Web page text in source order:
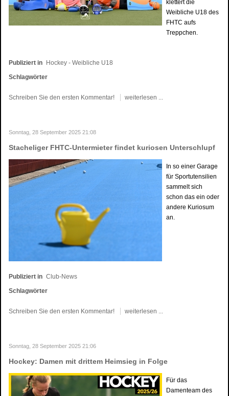
klettert die
Weibliche U18 des
FHTC aufs
Treppchen.
Publiziert in Hockey - Weibliche U18
Schlagwörter
Schreiben Sie den ersten Kommentar! weiterlesen ...
Sonntag, 28 September 2025 21:08
Stacheliger FHTC-Untermieter findet kuriosen Unterschlupf
In so einer Garage
für Sportutensilien
sammelt sich
schon das ein oder
andere Kuriosum
an.
Publiziert in Club-News
Schlagwörter
Schreiben Sie den ersten Kommentar! weiterlesen ...
Sonntag, 28 September 2025 21:06
Hockey: Damen mit drittem Heimsieg in Folge
Für das
Damenteam des